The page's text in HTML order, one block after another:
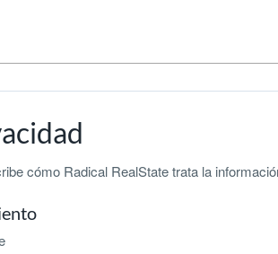
cómo Radical RealState trata la